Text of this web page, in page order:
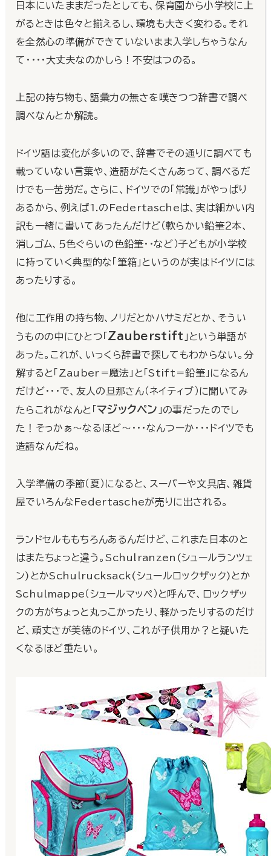
日本にいたままだったとしても、保育園から小学校に上
がるときは色々と揃えるし、環境も大きく変わる。それ
を全然心の準備ができていないまま入学しちゃうなん
て・・・・大丈夫なのかしら！不安はつのる。
上記の持ち物も、語彙力の無さを嘆きつつ辞書で調べ
調べなんとか解読。
ドイツ語は変化が多いので、辞書でその通りに調べても
載っていない言葉や、造語がたくさんあって、調べるだ
けでも一苦労だ。さらに、ドイツでの「常識」がやっぱり
あるから、例えば1.のFedertascheは、実は細かい内
訳も一緒に書いてあったんだけど（軟らかい鉛筆２本、
消しゴム、５色ぐらいの色鉛筆・・など）子どもが小学校
に持っていく典型的な「筆箱」というのが実はドイツには
あったりする。
他に工作用の持ち物、ノリだとかハサミだとか、そうい
うものの中にひとつ「 Zauberstift 」という単語が
あった。これが、いっくら辞書で探してもわからない。分
解すると「Zauber＝魔法」と「Stift＝鉛筆」になるん
だけど・・・で、友人の旦那さん（ネイティブ）に聞いてみ
たらこれがなんと「 マジックペン 」の事だったのでし
た！そっかぁ～なるほど～・・・なんつーか・・・ドイツでも
造語なんだね。
入学準備の季節（夏）になると、スーパーや文具店、雑貨
屋でいろんなFedertascheが売りに出される。
ランドセルももちろんあるんだけど、これまた日本のと
はまたちょっと違う。Schulranzen(シュールランツェ
ン)とかSchulrucksack(シュールロックザック)とか
Schulmappe（シュールマッペ）と呼んで、ロックザッ
クの方がちょっと丸っこかったり、軽かったりするのだけ
ど、頑丈さが美徳のドイツ、これが子供用か？と疑いた
くなるほど重たい。